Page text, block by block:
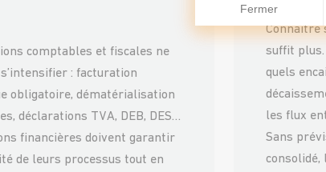
comptables et fiscales ne
: facturation
obligatoire, dématérialisation
déclarations TVA, DEB, DES…
financières doivent garantir
de leurs processus tout en
Connaître
suffit plus.
quels
les flux
Sans
consolidé,
Fermer